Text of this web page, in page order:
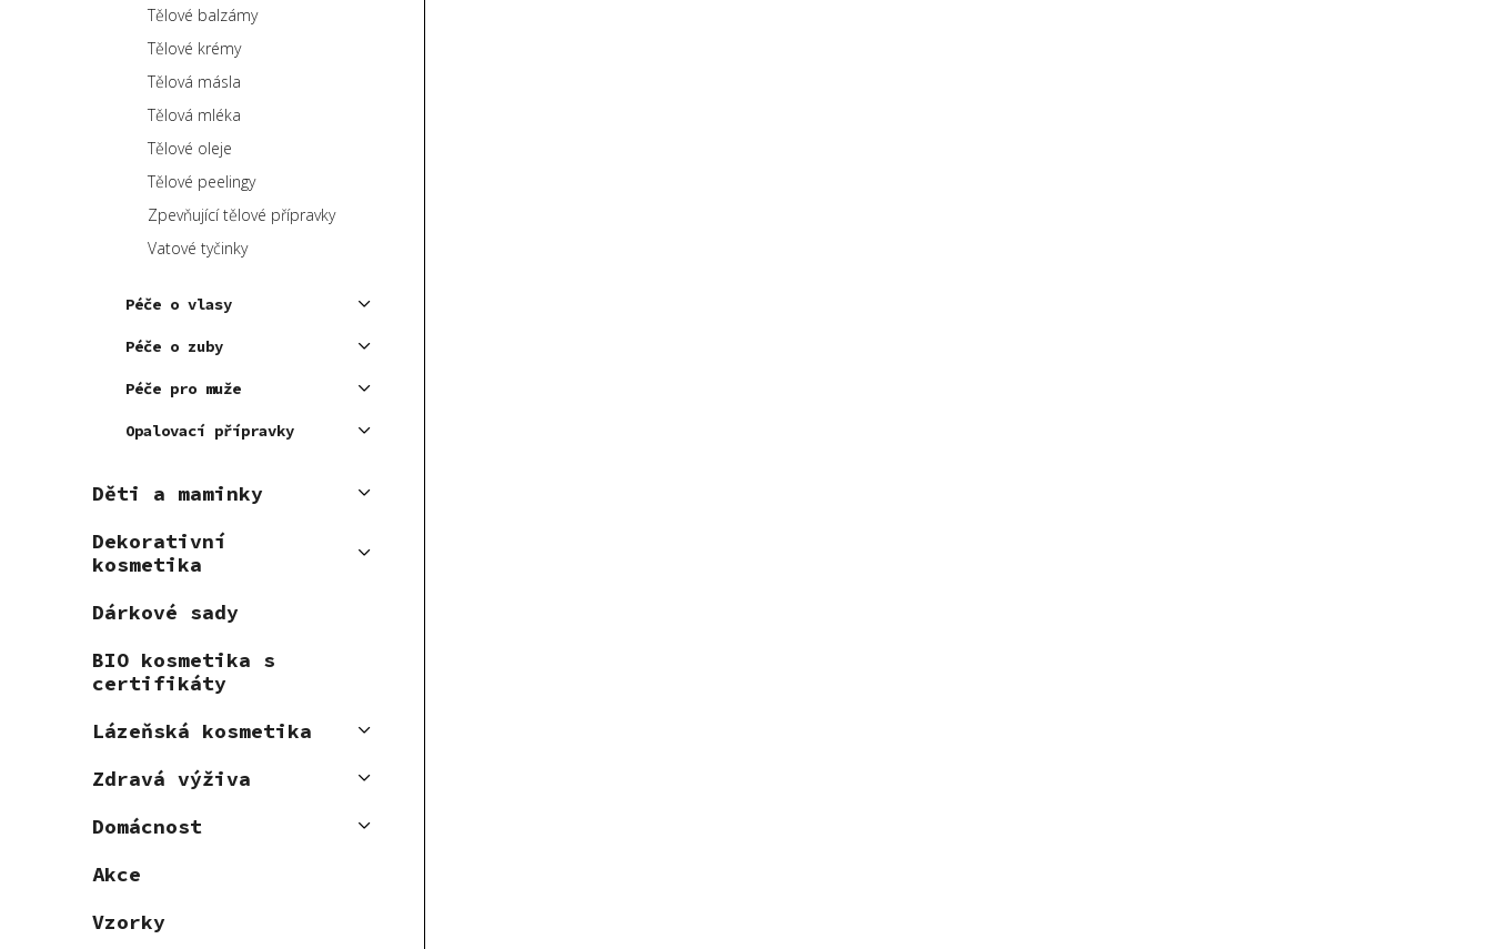
Tělové balzámy
Tělové krémy
Tělová másla
Tělová mléka
Tělové oleje
Tělové peelingy
Zpevňující tělové přípravky
Vatové tyčinky
Péče o vlasy
Péče o zuby
Péče pro muže
Opalovací přípravky
Děti a maminky
Dekorativní
kosmetika
Dárkové sady
BIO kosmetika s
certifikáty
Lázeňská kosmetika
Zdravá výživa
Domácnost
Akce
Vzorky